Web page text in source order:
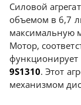
Силовой
объемом в 6,7
максимальную
Мотор,
функционирует
9S1310. Этот
механизмом